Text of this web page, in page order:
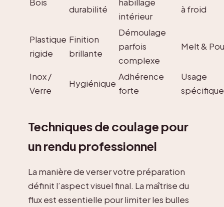
durabilité
intérieur
à froid
Plastique
rigide
Finition
brillante
Démoulage
parfois
complexe
Melt &
Inox /
Verre
Hygiénique
Adhérence
forte
Usage
spécifique
Techniques de coulage pour
un rendu professionnel
La manière de verser votre préparation
définit l’aspect visuel final. La maîtrise du
flux est essentielle pour limiter les bulles